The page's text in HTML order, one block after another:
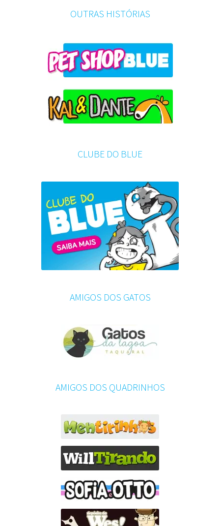
OUTRAS HISTÓRIAS
CLUBE DO BLUE
AMIGOS DOS GATOS
AMIGOS DOS QUADRINHOS